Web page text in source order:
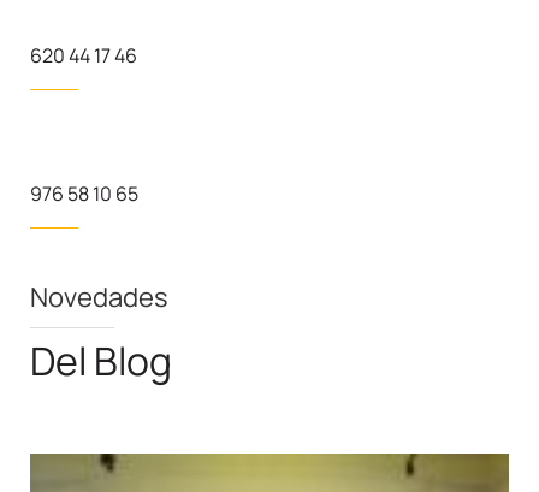
620 44 17 46
976 58 10 65
Novedades
Del Blog